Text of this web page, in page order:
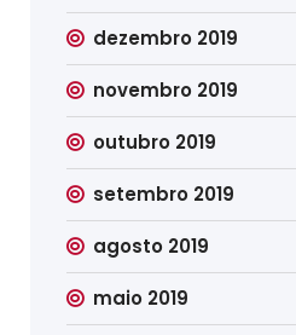
dezembro 2019
novembro 2019
outubro 2019
setembro 2019
agosto 2019
maio 2019